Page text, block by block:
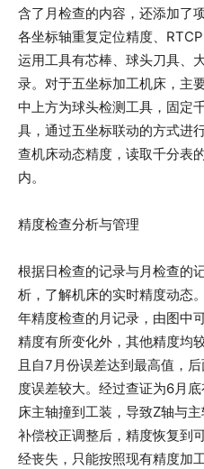
含了月检查的内容，还添加了
各坐标轴重复定位精度、
运用工具有芯棒、球头刀具、
录。对于五坐标加工机床，主
中上方为球头检测工具，固定
具，通过五坐标联动的方式进
查机床动态精度，读取千分表
内。
精度检查分析与管理
根据日检查的记录与月检查的
析，了解机床的实时精度动态
年精度检查的月记录，由图中
精度有所变化外，其他精度均
且自7月份误差达到最高值，
度误差较大。经过查证为6月
床主轴撞到工装，导致Z轴与
补偿校正调整后，精度恢复到
经丧失，只能按照现有精度加